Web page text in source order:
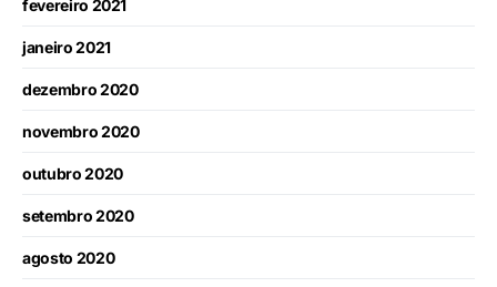
fevereiro 2021
janeiro 2021
dezembro 2020
novembro 2020
outubro 2020
setembro 2020
agosto 2020